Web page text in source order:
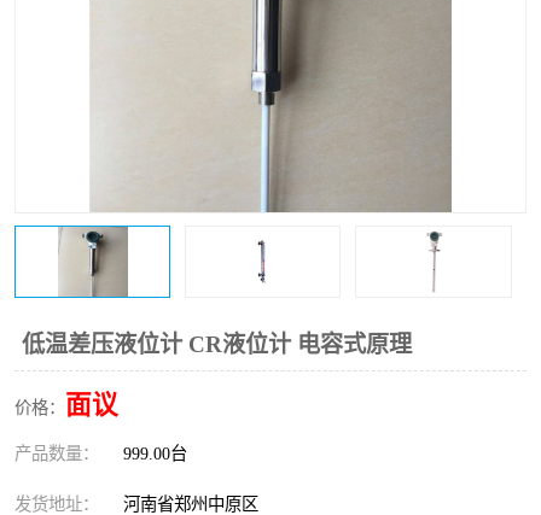
低温差压液位计 CR液位计 电容式原理
价格： 面议
产品数量： 999.00台
发货地址： 河南省郑州中原区
测漏仪
智能锅炉水位计 电容液位计
流量仪表